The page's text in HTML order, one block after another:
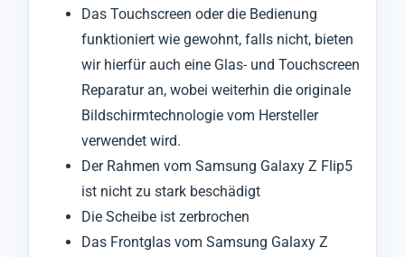
Das Touchscreen oder die Bedienung
funktioniert wie gewohnt, falls nicht, bieten
wir hierfür auch eine Glas- und Touchscreen
Reparatur an, wobei weiterhin die originale
Bildschirmtechnologie vom Hersteller
verwendet wird.
Der Rahmen vom Samsung Galaxy Z Flip5
ist nicht zu stark beschädigt
Die Scheibe ist zerbrochen
Das Frontglas vom Samsung Galaxy Z